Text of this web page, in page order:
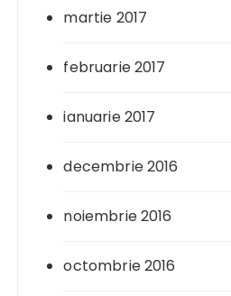
martie 2017
februarie 2017
ianuarie 2017
decembrie 2016
noiembrie 2016
octombrie 2016